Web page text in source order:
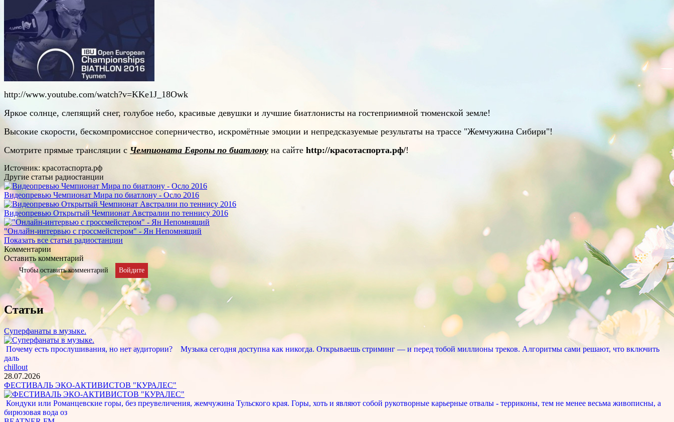
http://www.youtube.com/watch?v=KKe1J_18Owk
Яркое солнце, слепящий снег, голубое небо, красивые девушки и лучшие биатлонисты на гостеприимной тюменской земле!
Высокие скорости, бескомпромиссное соперничество, искромётные эмоции и непредсказуемые результаты на трассе "Жемчужина Сибири"!
Смотрите прямые трансляции с Чемпионата Европы по биатлону на сайте http://красотаспорта.рф/!
Источник: красотаспорта.рф
Другие статьи радиостанции
Видеопревью Чемпионат Мира по биатлону - Осло 2016
Видеопревью Открытый Чемпионат Австралии по теннису 2016
"Онлайн-интервью с гроссмейстером" - Ян Непомнящий
Показать все статьи радиостанции
Комментарии
Оставить комментарий
Чтобы оставить комментарий Войдите
Статьи
Суперфанаты в музыке.
Почему есть прослушивания, но нет аудитории? Музыка сегодня доступна как никогда. Открываешь стриминг — и перед тобой миллионы треков. Алгоритмы сами решают, что включить
даль
chillout
28.07.2026
ФЕСТИВАЛЬ ЭКО-АКТИВИСТОВ "КУРАЛЕС"
Кондуки или Романцевские горы, без преувеличения, жемчужина Тульского края. Горы, хоть и являют собой рукотворные карьерные отвалы - терриконы, тем не менее весьма живописны, а
бирюзовая вода оз